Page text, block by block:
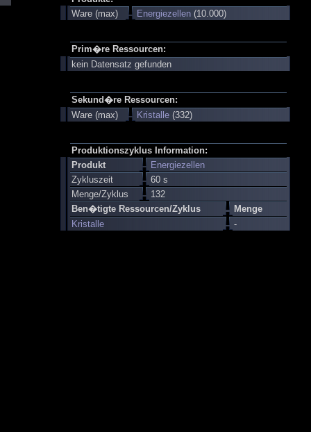
Ware (max)
Energiezellen (10.000)
Prim�re Ressourcen:
kein Datensatz gefunden
Sekund�re Ressourcen:
Ware (max)
Kristalle (332)
Produktionszyklus Information:
Produkt
Energiezellen
Zykluszeit
60 s
Menge/Zyklus
132
Ben�tigte Ressourcen/Zyklus
Menge
Kristalle
-